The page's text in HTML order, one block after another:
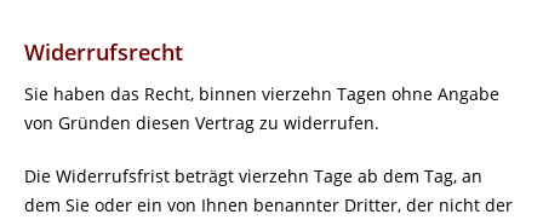
Widerrufsrecht
Sie haben das Recht, binnen vierzehn Tagen ohne Angabe
von Gründen diesen Vertrag zu widerrufen.
Die Widerrufsfrist beträgt vierzehn Tage ab dem Tag, an
dem Sie oder ein von Ihnen benannter Dritter, der nicht der